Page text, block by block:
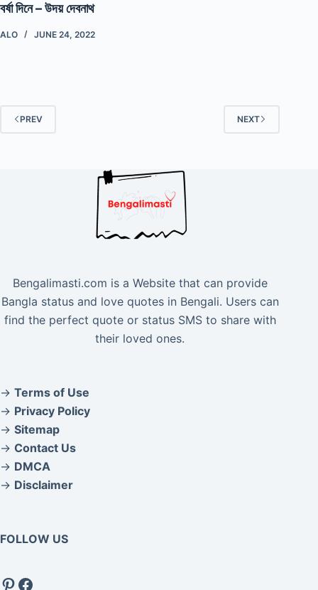
বর্ষা দিনে – উদয় দেবনাথ
ALO JUNE 24, 2022
PREV NEXT
Bengalimasti.com is a Website that can provide
Bangla status and love quotes in Bengali. Users can
find the perfect quote or status SMS to share with
their loved ones.
→ Terms of Use
→ Privacy Policy
→ Sitemap
→ Contact Us
→ DMCA
→ Disclaimer
FOLLOW US
Pinterest
Facebook